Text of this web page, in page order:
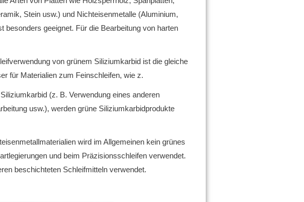
Stein usw.) und Nichteisenmetalle (Aluminium,
besonders geeignet. Für die Bearbeitung von harten
von grünem Siliziumkarbid ist die gleiche
für Materialien zum Feinschleifen, wie z.
(z. B. Verwendung eines anderen
usw.), werden grüne Siliziumkarbidprodukte
wird im Allgemeinen kein grünes
und beim Präzisionsschleifen verwendet.
beschichteten Schleifmitteln verwendet.